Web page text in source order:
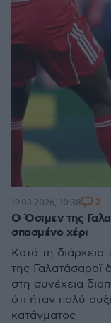
Ο Όσιμεν της
σπασμένο χέρι
Κατά τη
της Γαλατάσαραϊ
στη συνέχεια
ότι ήταν πολύ
κατάγματος
19.03.2026, 10:38 2